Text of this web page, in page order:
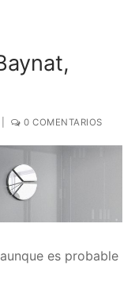
0 COMENTARIOS
es probable